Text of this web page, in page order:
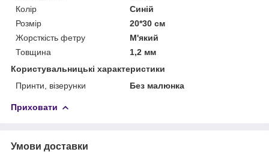
Колір
Синій
Розмір
20*30 см
Жорсткість фетру
М'який
Товщина
1,2 мм
Користувальницькі характеристики
Принти, візерунки
Без малюнка
Приховати
Умови доставки